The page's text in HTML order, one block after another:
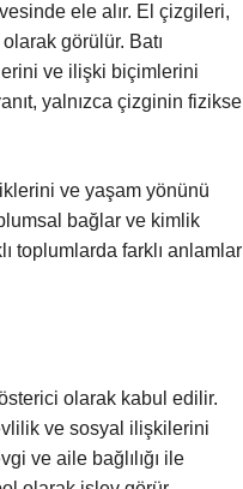
ele alır. El çizgileri,
görülür. Batı
ve ilişki biçimlerini
yalnızca çizginin fiziksel
ve yaşam yönünü
bağlar ve kimlik
toplumlarda farklı anlamlar
olarak kabul edilir.
ve sosyal ilişkilerini
ve aile bağlılığı ile